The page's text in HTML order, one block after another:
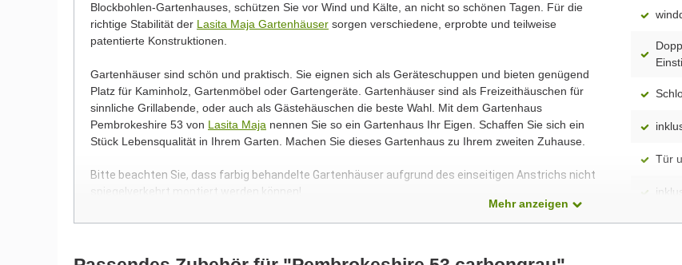
Blockbohlen-Gartenhauses, schützen Sie vor Wind und Kälte, an nicht so schönen Tagen. Für die
richtige Stabilität der Lasita Maja Gartenhäuser sorgen verschiedene, erprobte und teilweise
patentierte Konstruktionen.
Gartenhäuser sind schön und praktisch. Sie eignen sich als Geräteschuppen und bieten genügend
Platz für Kaminholz, Gartenmöbel oder Gartengeräte. Gartenhäuser sind als Freizeithäuschen für
sinnliche Grillabende, oder auch als Gästehäuschen die beste Wahl. Mit dem Gartenhaus
Pembrokeshire 53 von Lasita Maja nennen Sie so ein Gartenhaus Ihr Eigen. Schaffen Sie sich ein
Stück Lebensqualität in Ihrem Garten. Machen Sie dieses Gartenhaus zu Ihrem zweiten Zuhause.
Bitte beachten Sie, dass farbig behandelte Gartenhäuser aufgrund des einseitigen Anstrichs nicht
spiegelverkehrt montiert werden können!
Wir möchten Sie an dieser Stelle darauf hinweisen, dass alle Produkte ständig weiterentwickelt
Bilder unserer Kunden stellen teilweise modifizierte Modelle dar. Alle Maße sind Circa-Angaben.
Tür
Mehr anzeigen